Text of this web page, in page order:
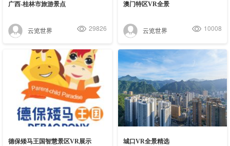
广西-桂林市旅游景点
云览世界 29826
澳门特区VR全景
云览世界 10008
德保矮马王国智慧景区VR展示 城口VR全景精选